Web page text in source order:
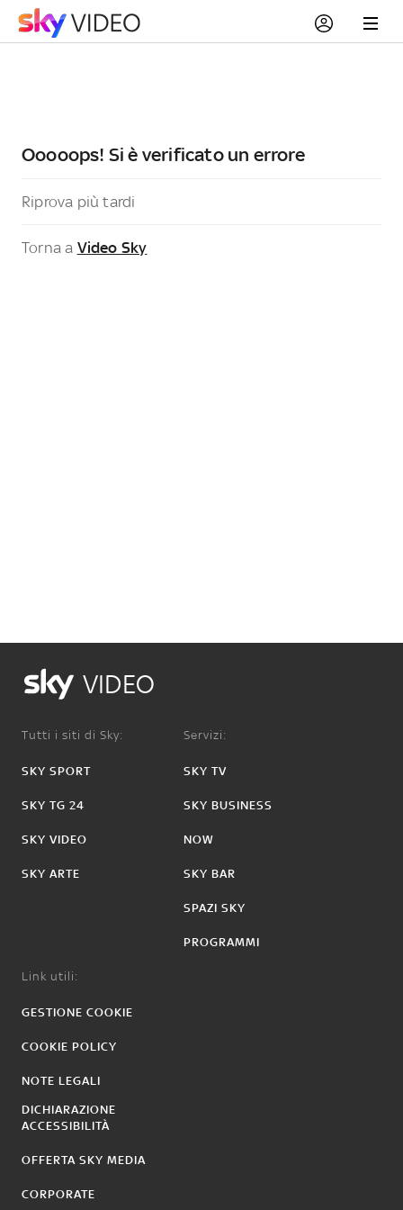
Ooooops! Si è verificato un errore
Riprova più tardi
Torna a Video Sky
VIDEO
Tutti i siti di Sky:
SKY SPORT
SKY TG 24
SKY VIDEO
SKY ARTE
Servizi:
SKY TV
SKY BUSINESS
NOW
SKY BAR
SPAZI SKY
PROGRAMMI
Link utili:
GESTIONE COOKIE
COOKIE POLICY
NOTE LEGALI
DICHIARAZIONE
ACCESSIBILITÀ
OFFERTA SKY MEDIA
CORPORATE